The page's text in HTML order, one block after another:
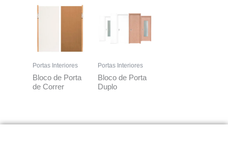
Portas Interiores
Bloco de Porta
de Correr
Portas Interiores
Bloco de Porta
Duplo